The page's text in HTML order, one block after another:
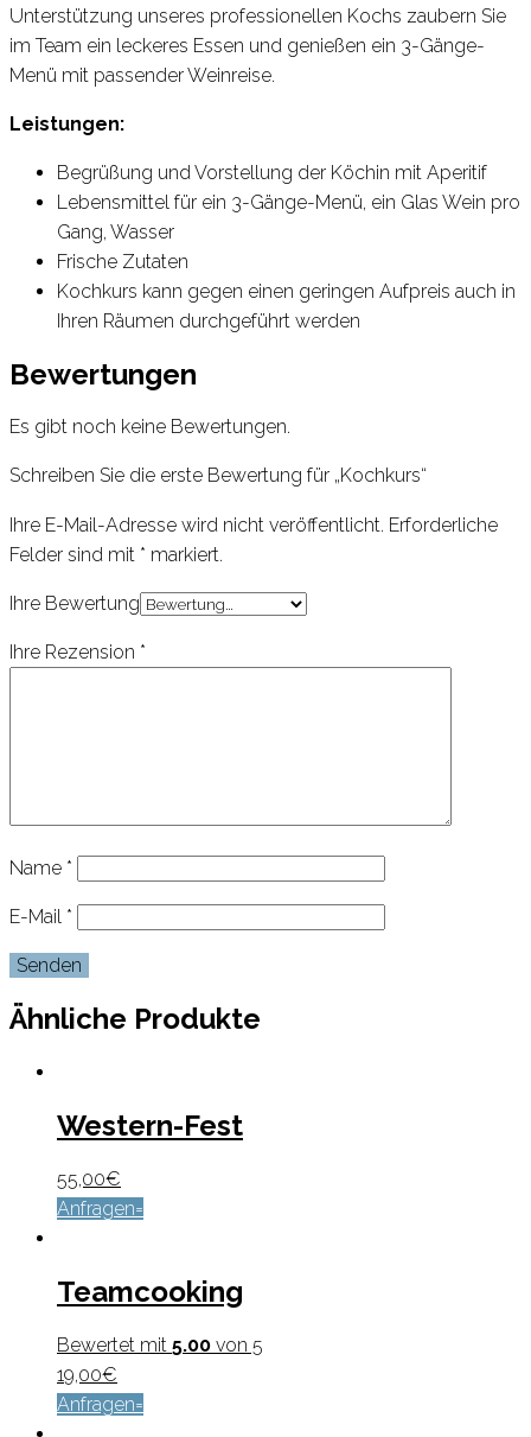
Unterstützung unseres professionellen Kochs zaubern Sie
im Team ein leckeres Essen und genießen ein 3-Gänge-
Menü mit passender Weinreise.
Leistungen:
Begrüßung und Vorstellung der Köchin mit Aperitif
Lebensmittel für ein 3-Gänge-Menü, ein Glas Wein pro
Gang, Wasser
Frische Zutaten
Kochkurs kann gegen einen geringen Aufpreis auch in
Ihren Räumen durchgeführt werden
Bewertungen
Es gibt noch keine Bewertungen.
Schreiben Sie die erste Bewertung für „Kochkurs“
Ihre E-Mail-Adresse wird nicht veröffentlicht. Erforderliche
Felder sind mit * markiert.
Ihre Bewertung
Ihre Rezension *
Name *
E-Mail *
Ähnliche Produkte
Western-Fest
55,00€
Anfragen
Teamcooking
Bewertet mit 5.00 von 5
19,00€
Anfragen